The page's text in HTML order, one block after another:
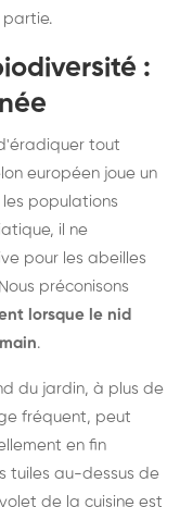
partie.
:
tout
européen joue un
populations
il ne
pour les abeilles
préconisons
lorsque le nid
.
du jardin, à plus de
fréquent, peut
en fin
tuiles au-dessus de
de la cuisine est